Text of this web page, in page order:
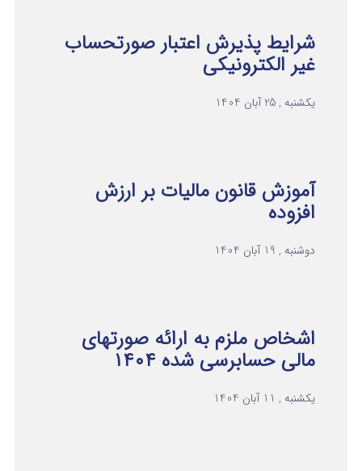
شرایط پذیرش اعتبار صورتحساب
غیر الکترونیکی
یکشنبه , 25 آبان 1404
آموزش قانون مالیات بر ارزش
افزوده
دوشنبه , 19 آبان 1404
اشخاص ملزم به ارائه صورتهای
مالی حسابرسی شده ۱۴۰۴
یکشنبه , 11 آبان 1404